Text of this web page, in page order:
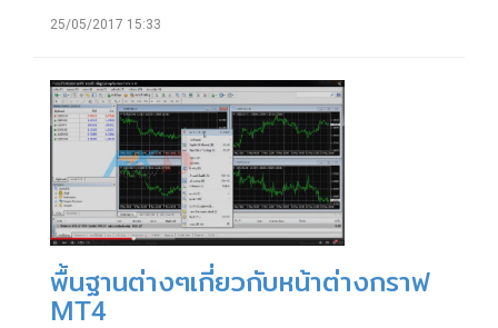
25/05/2017 15:33
พื้นฐานต่างๆเกี่ยวกับหน้าต่างกราฟ
MT4